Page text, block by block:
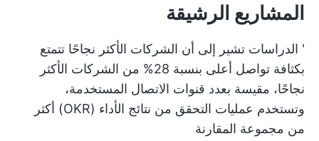
المشاريع الرشيقة
' الدراسات تشير إلى أن الشركات الأكثر نجاحًا تتمتع
بكثافة تواصل أعلى بنسبة 28% من الشركات الأكثر
نجاحًا، مقيسة بعدد قنوات الاتصال المستخدمة،
وتستخدم عمليات التحقق من نتائج الأداء (OKR) أكثر
من مجموعة المقارنة